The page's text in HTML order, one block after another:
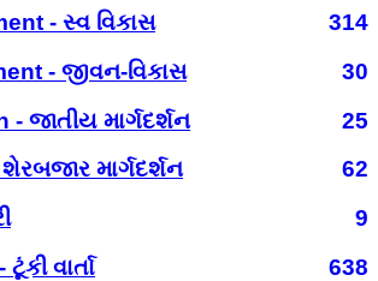
- સ્વ વિકાસ
314
- જીવન-વિકાસ
30
જાતીય માર્ગદર્શન
25
માર્ગદર્શન
62
9
વાર્તા
638